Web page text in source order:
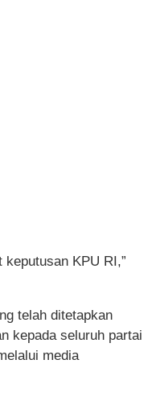
KPU RI,”
telah ditetapkan
kepada seluruh partai
media